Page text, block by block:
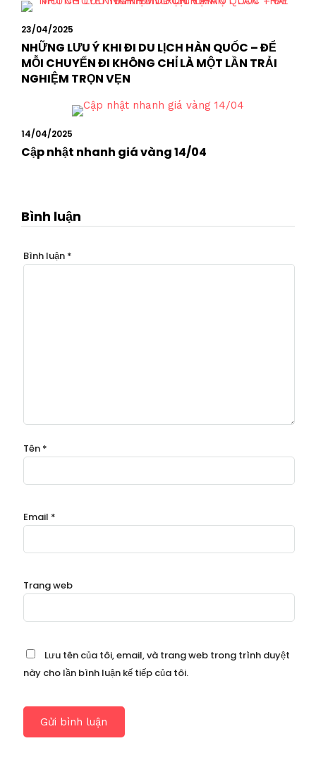
23/04/2025
NHỮNG LƯU Ý KHI ĐI DU LỊCH HÀN QUỐC – ĐỂ
MỖI CHUYẾN ĐI KHÔNG CHỈ LÀ MỘT LẦN TRẢI
NGHIỆM TRỌN VẸN
14/04/2025
Cập nhật nhanh giá vàng 14/04
Bình luận
Bình luận *
Tên *
Email *
Trang web
Lưu tên của tôi, email, và trang web trong trình duyệt
này cho lần bình luận kế tiếp của tôi.